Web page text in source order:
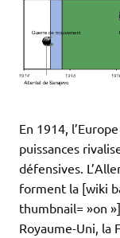
En 1914,
puissances
défensives.
forment la [wiki
thumbnail= »on
Royaume-Uni, la